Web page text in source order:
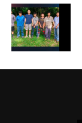
Comparte esto:
Facebook
Me gusta esto: